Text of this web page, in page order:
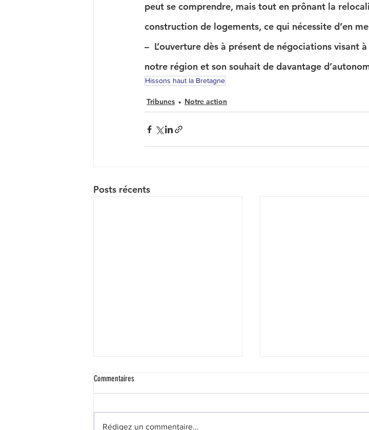
peut se comprendre, mais tout en prônant la
construction de logements, ce qui nécessite d’en
–  L’ouverture dès à présent de négociations visant
notre région et son souhait de davantage
Hissons haut la Bretagne
Tribunes Notre action
Posts récents
Commentaires
Rédigez un commentaire...